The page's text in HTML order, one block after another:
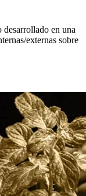
en una
externas sobre